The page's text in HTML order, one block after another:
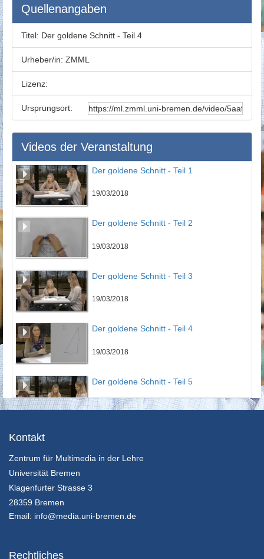
Quellenangaben
Titel: Der goldene Schnitt - Teil 4
Urheber/in: ZMML
Lizenz:
Ursprungsort:
Videos der Veranstaltung
Der goldene Schnitt - Teil 1
19/03/2018
Der goldene Schnitt - Teil 2
19/03/2018
Der goldene Schnitt - Teil 3
19/03/2018
Der goldene Schnitt - Teil 4
19/03/2018
Der goldene Schnitt - Teil 5
19/03/2018
19/03/2018
Kontakt
Zentrum für Multimedia in der Lehre
Universität Bremen
Klagenfurter Strasse 3
28359 Bremen
Email: info@media.uni-bremen.de
Rechtliches